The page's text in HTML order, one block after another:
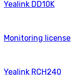
Yealink DD10K
Monitoring license
Yealink RCH240